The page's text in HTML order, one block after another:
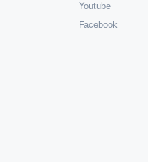
Youtube
Facebook